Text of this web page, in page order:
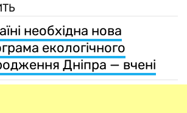
необхідна нова
екологічного
Дніпра — вчені